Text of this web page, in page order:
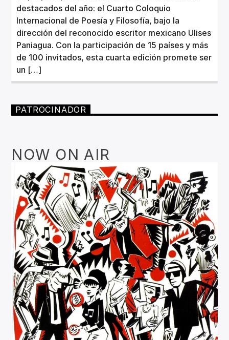
destacados del año: el Cuarto Coloquio
Internacional de Poesía y Filosofía, bajo la
dirección del reconocido escritor mexicano Ulises
Paniagua. Con la participación de 15 países y más
de 100 invitados, esta cuarta edición promete ser
un […]
PATROCINADOR
NOW ON AIR